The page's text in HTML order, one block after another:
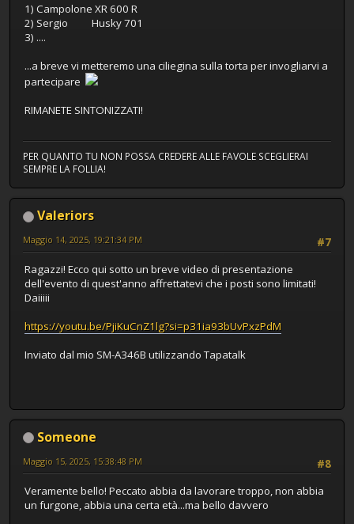
1) Campolone XR 600 R
2) Sergio Husky 701
3) ....
...a breve vi metteremo una ciliegina sulla torta per invogliarvi a
partecipare
RIMANETE SINTONIZZATI!
PER QUANTO TU NON POSSA CREDERE ALLE FAVOLE SCEGLIERAI
SEMPRE LA FOLLIA!
Valeriors
#7
Maggio 14, 2025, 19:21:34 PM
Ragazzi! Ecco qui sotto un breve video di presentazione
dell'evento di quest'anno affrettatevi che i posti sono limitati!
Daiiiii
https://youtu.be/PjiKuCnZ1lg?si=p31ia93bUvPxzPdM
Inviato dal mio SM-A346B utilizzando Tapatalk
Someone
#8
Maggio 15, 2025, 15:38:48 PM
Veramente bello! Peccato abbia da lavorare troppo, non abbia
un furgone, abbia una certa età...ma bello davvero